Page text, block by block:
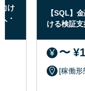
け
・
【SQL】
ける検証
〜
[稼働